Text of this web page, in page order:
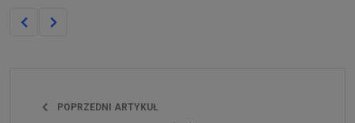
POPRZEDNI ARTYKUŁ